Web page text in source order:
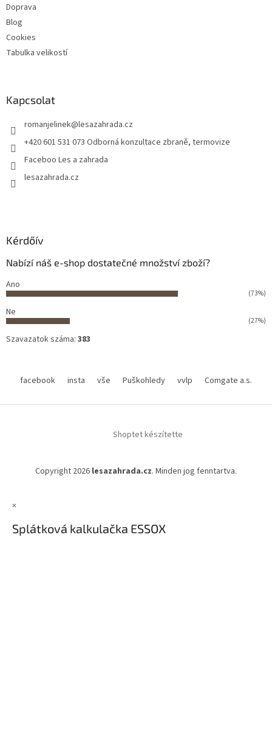
Doprava
Blog
Cookies
Tabulka velikostí
Kapcsolat
romanjelinek@lesazahrada.cz
+420 601 531 073 Odborná konzultace zbraně, termovize
Faceboo Les a zahrada
lesazahrada.cz
Kérdőív
Nabízí náš e-shop dostatečné množství zboží?
Ano
(73%)
Ne
(27%)
Szavazatok száma: 383
facebook insta vše Puškohledy vvlp Comgate a.s.
Shoptet készítette
Copyright 2026 lesazahrada.cz. Minden jog fenntartva.
×
Splátková kalkulačka ESSOX